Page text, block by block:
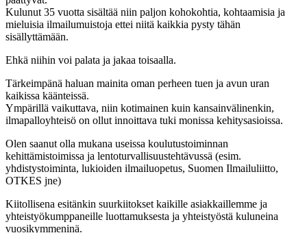
Kulunut 35 vuotta sisältää niin paljon kohokohtia, kohtaamisia ja
mieluisia ilmailumuistoja ettei niitä kaikkia pysty tähän
sisällyttämään.
Ehkä niihin voi palata ja jakaa toisaalla.
Tärkeimpänä haluan mainita oman perheen tuen ja avun uran
kaikissa käänteissä.
Ympärillä vaikuttava, niin kotimainen kuin kansainvälinenkin,
ilmapalloyhteisö on ollut innoittava tuki monissa kehitysasioissa.
Olen saanut olla mukana useissa koulutustoiminnan
kehittämistoimissa ja lentoturvallisuustehtävussä (esim.
yhdistystoiminta, lukioiden ilmailuopetus, Suomen Ilmailuliitto,
OTKES jne)
Kiitollisena esitänkin suurkiitokset kaikille asiakkaillemme ja
yhteistyökumppaneille luottamuksesta ja yhteistyöstä kuluneina
vuosikymmeninä.